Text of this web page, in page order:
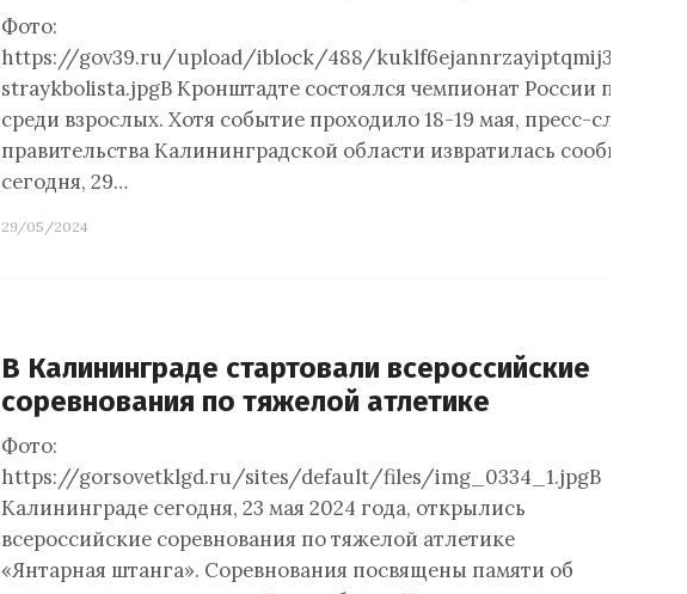
Фото:
https://gov39.ru/upload/iblock/488/
straykbolista.jpgВ Кронштадте состоялся чемпионат России по
среди взрослых. Хотя событие проходило 18-19 мая, пресс-служба
правительства Калининградской области извратилась сообщить
сегодня, 29…
29/05/2024
В Калининграде стартовали всероссийские
соревнования по тяжелой атлетике
Фото:
https://gorsovetklgd.ru/sites/default/files/img_0334_1.jpgВ
Калининграде сегодня, 23 мая 2024 года, открылись
всероссийские соревнования по тяжелой атлетике
«Янтарная штанга». Соревнования посвящены памяти об